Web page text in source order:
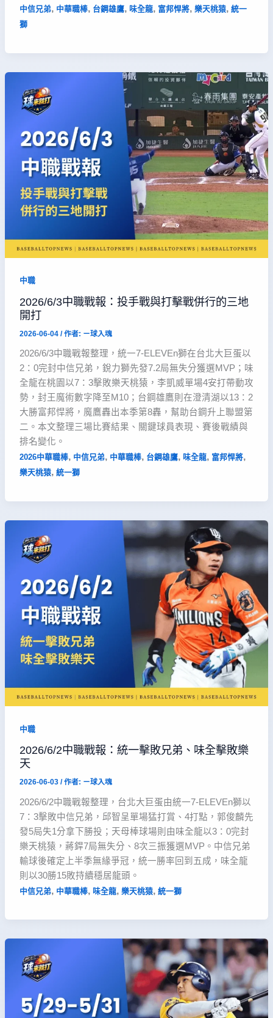
中信兄弟, 中華職棒, 台鋼雄鷹, 味全龍, 富邦悍將, 樂天桃猿, 統一
獅
中職
2026/6/3中職戰報：投手戰與打擊戰併行的三地
開打
2026-06-04 / 作者: ㄧ球入魂
2026/6/3中職戰報整理，統一7-ELEVEn獅在台北大巨蛋以
2：0完封中信兄弟，銳力獅先發7.2局無失分獲選MVP；味
全龍在桃園以7：3擊敗樂天桃猿，李凱威單場4安打帶動攻
勢，封王魔術數字降至M10；台鋼雄鷹則在澄清湖以13：2
大勝富邦悍將，魔鷹轟出本季第8轟，幫助台鋼升上聯盟第
二。本文整理三場比賽結果、關鍵球員表現、賽後戰績與
排名變化。
2026中華職棒, 中信兄弟, 中華職棒, 台鋼雄鷹, 味全龍, 富邦悍將,
樂天桃猿, 統一獅
中職
2026/6/2中職戰報：統一擊敗兄弟、味全擊敗樂
天
2026-06-03 / 作者: ㄧ球入魂
2026/6/2中職戰報整理，台北大巨蛋由統一7-ELEVEn獅以
7：3擊敗中信兄弟，邱智呈單場猛打賞、4打點，郭俊麟先
發5局失1分拿下勝投；天母棒球場則由味全龍以3：0完封
樂天桃猿，蔣銲7局無失分、8次三振獲選MVP。中信兄弟
輸球後確定上半季無緣爭冠，統一勝率回到五成，味全龍
則以30勝15敗持續穩居龍頭。
中信兄弟, 中華職棒, 味全龍, 樂天桃猿, 統一獅